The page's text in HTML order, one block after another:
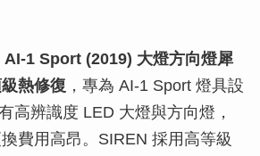
AI-1 Sport (2019) 大燈方向燈犀
熱修復 ，專為 AI-1 Sport 燈具設
高辨識度 LED 大燈與方向燈，
費用高昂。SIREN 採用高等級